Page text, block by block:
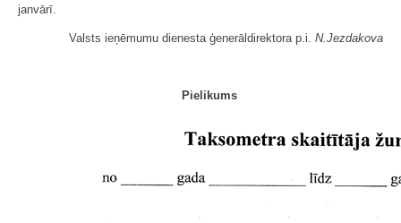
janvārī.
Valsts ieņēmumu dienesta ģenerāldirektora p.i. N.Jezdakova
Pielikums